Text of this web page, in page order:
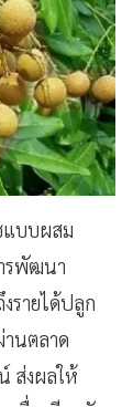
แบบผสม
รพัฒนา
รายได้ปลูก
านตลาด
ส่งผลให้